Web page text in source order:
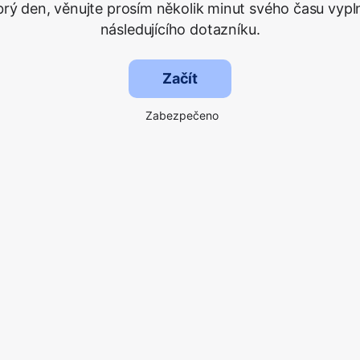
den, věnujte prosím několik minut svého času
následujícího dotazníku.
Začít
Zabezpečeno